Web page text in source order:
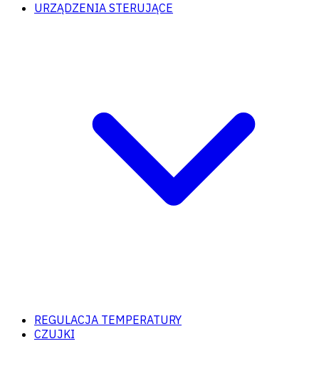
URZĄDZENIA STERUJĄCE
REGULACJA TEMPERATURY
CZUJKI